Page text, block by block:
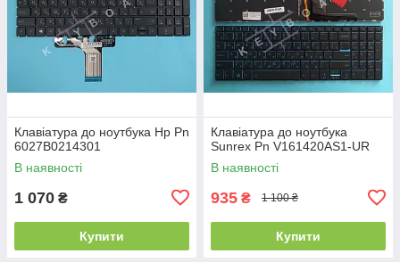
Клавіатура до ноутбука Hp Pn
6027B0214301
В наявності
1 070 ₴
Купити
Клавіатура до ноутбука
Sunrex Pn V161420AS1-UR
В наявності
935 ₴ 1 100 ₴
Купити